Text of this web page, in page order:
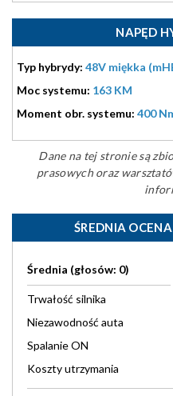
NAPĘD
Typ hybrydy: 48V miękka
Moc systemu: 163 KM
Moment obr. systemu: 400
Dane na tej stronie są
prasowych oraz
ŚREDNIA
Średnia (głosów: 0)
Trwałość silnika
Niezawodność auta
Spalanie ON
Koszty utrzymania